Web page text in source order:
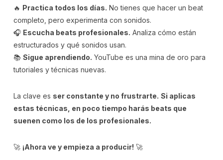
🔥 Practica todos los días. No tienes que hacer un beat
completo, pero experimenta con sonidos.
🎧 Escucha beats profesionales. Analiza cómo están
estructurados y qué sonidos usan.
📚 Sigue aprendiendo. YouTube es una mina de oro para
tutoriales y técnicas nuevas.
La clave es ser constante y no frustrarte. Si aplicas
estas técnicas, en poco tiempo harás beats que
suenen como los de los profesionales.
🚀 ¡Ahora ve y empieza a producir! 🚀